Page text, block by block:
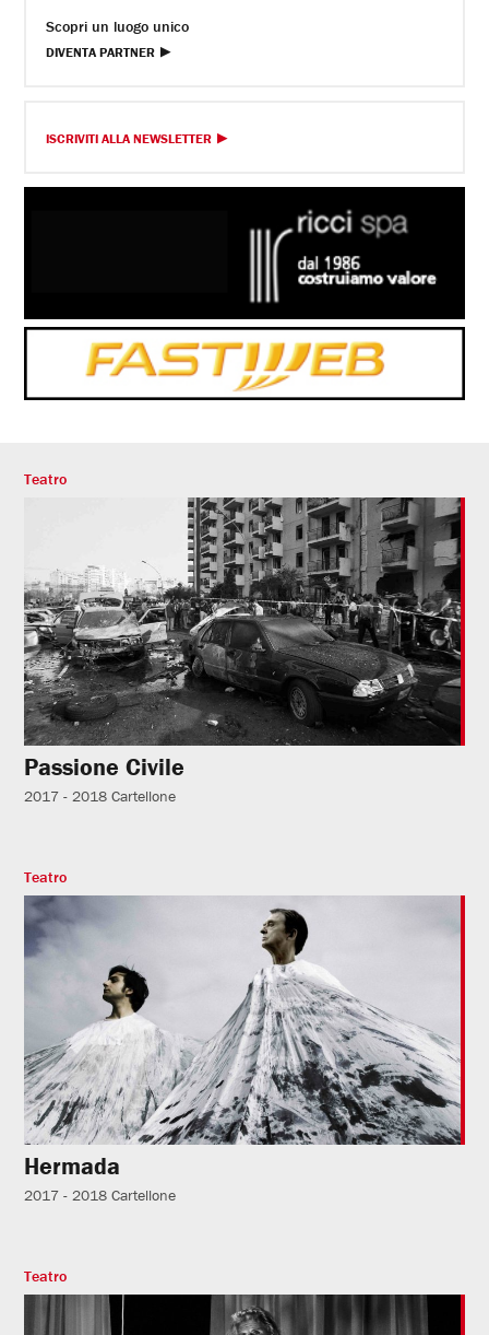
Scopri un luogo unico
DIVENTA PARTNER
ISCRIVITI ALLA NEWSLETTER
Teatro
Passione Civile
2017 - 2018 Cartellone
Teatro
Hermada
2017 - 2018 Cartellone
Teatro